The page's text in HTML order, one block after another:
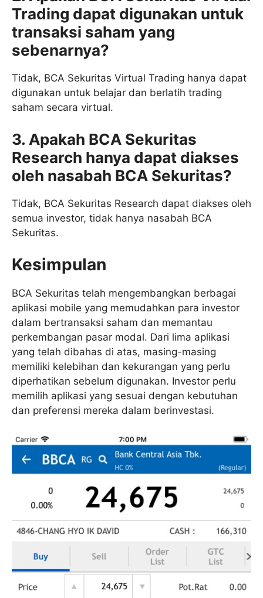
Trading dapat digunakan untuk
transaksi saham yang
sebenarnya?
Tidak, BCA Sekuritas Virtual Trading hanya dapat
digunakan untuk belajar dan berlatih trading
saham secara virtual.
3. Apakah BCA Sekuritas
Research hanya dapat diakses
oleh nasabah BCA Sekuritas?
Tidak, BCA Sekuritas Research dapat diakses oleh
semua investor, tidak hanya nasabah BCA
Sekuritas.
Kesimpulan
BCA Sekuritas telah mengembangkan berbagai
aplikasi mobile yang memudahkan para investor
dalam bertransaksi saham dan memantau
perkembangan pasar modal. Dari lima aplikasi
yang telah dibahas di atas, masing-masing
memiliki kelebihan dan kekurangan yang perlu
diperhatikan sebelum digunakan. Investor perlu
memilih aplikasi yang sesuai dengan kebutuhan
dan preferensi mereka dalam berinvestasi.